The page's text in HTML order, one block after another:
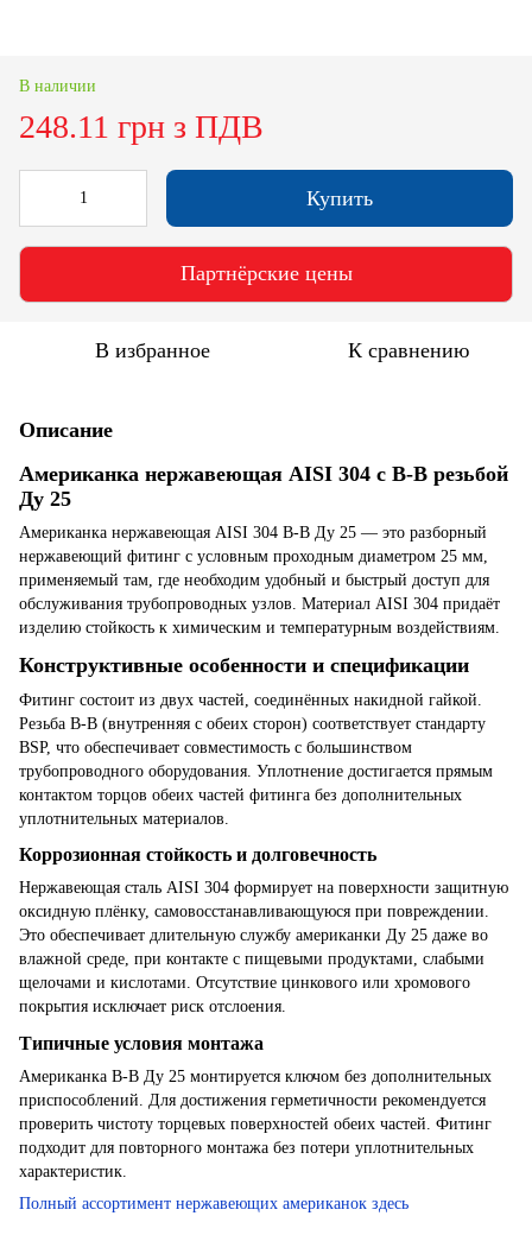
В наличии
248.11 грн з ПДВ
Купить
Партнёрские цены
В избранное К сравнению
Описание
Американка нержавеющая AISI 304 с В-В резьбой
Ду 25
Американка нержавеющая AISI 304 В-В Ду 25 — это разборный
нержавеющий фитинг с условным проходным диаметром 25 мм,
применяемый там, где необходим удобный и быстрый доступ для
обслуживания трубопроводных узлов. Материал AISI 304 придаёт
изделию стойкость к химическим и температурным воздействиям.
Конструктивные особенности и спецификации
Фитинг состоит из двух частей, соединённых накидной гайкой.
Резьба В-В (внутренняя с обеих сторон) соответствует стандарту
BSP, что обеспечивает совместимость с большинством
трубопроводного оборудования. Уплотнение достигается прямым
контактом торцов обеих частей фитинга без дополнительных
уплотнительных материалов.
Коррозионная стойкость и долговечность
Нержавеющая сталь AISI 304 формирует на поверхности защитную
оксидную плёнку, самовосстанавливающуюся при повреждении.
Это обеспечивает длительную службу американки Ду 25 даже во
влажной среде, при контакте с пищевыми продуктами, слабыми
щелочами и кислотами. Отсутствие цинкового или хромового
покрытия исключает риск отслоения.
Типичные условия монтажа
Американка В-В Ду 25 монтируется ключом без дополнительных
приспособлений. Для достижения герметичности рекомендуется
проверить чистоту торцевых поверхностей обеих частей. Фитинг
подходит для повторного монтажа без потери уплотнительных
характеристик.
Полный ассортимент нержавеющих американок здесь